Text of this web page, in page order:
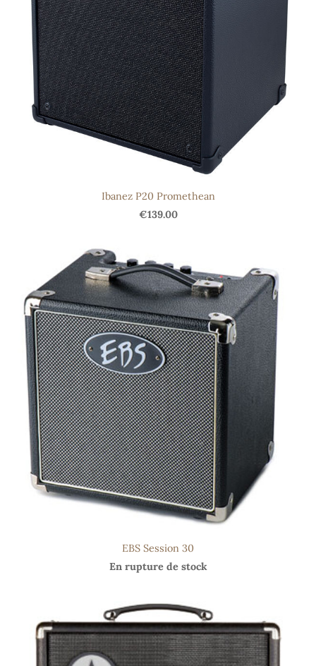
Ibanez P20 Promethean
€139.00
EBS Session 30
En rupture de stock